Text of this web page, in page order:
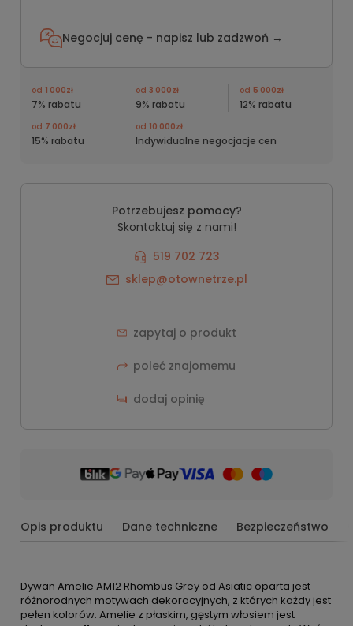
Negocjuj cenę - napisz lub zadzwoń →
od 1 000zł
7% rabatu
od 3 000zł
9% rabatu
od 5 000zł
12% rabatu
od 7 000zł
15% rabatu
od 10 000zł
Indywidualne negocjacje cen
Potrzebujesz pomocy?
Skontaktuj się z nami!
519 702 723
sklep@otownetrze.pl
zapytaj o produkt
poleć znajomemu
dodaj opinię
Opis produktu Dane techniczne Bezpieczeństwo
Dywan Amelie AM12 Rhombus Grey od Asiatic oparta jest
różnorodnych motywach dekoracyjnych, z których każdy jest
pełen kolorów. Amelie z płaskim, gęstym włosiem jest